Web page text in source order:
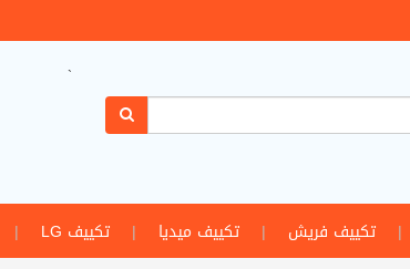
`
| تكييف فريش | تكييف ميديا | تكييف LG |